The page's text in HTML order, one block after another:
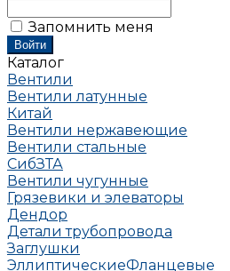
Запомнить меня
Каталог
Вентили
Вентили латунные
Китай
Вентили нержавеющие
Вентили стальные
СибЗТА
Вентили чугунные
Грязевики и элеваторы
Дендор
Детали трубопровода
Заглушки
ЭллиптическиеФланцевые